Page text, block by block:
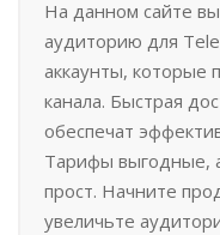
На данном сайте
аудиторию для
аккаунты, которые
канала. Быстрая
обеспечат
Тарифы выгодные,
прост. Начните
увеличьте